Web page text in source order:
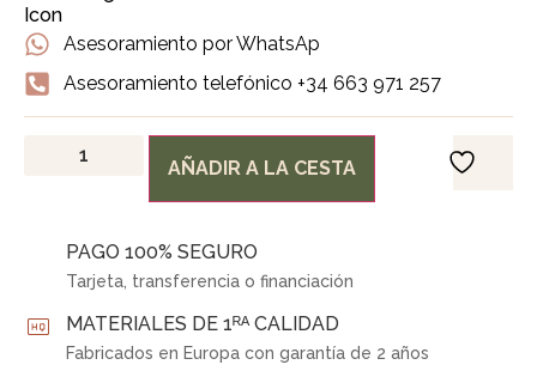
Asesoramiento por WhatsAp
Asesoramiento telefónico +34 663 971 257
AÑADIR A LA CESTA
PAGO 100% SEGURO
Tarjeta, transferencia o financiación
MATERIALES DE 1ᴿᴬ CALIDAD
Fabricados en Europa con garantía de 2 años